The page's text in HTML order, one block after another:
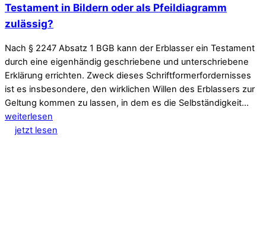
Testament in Bildern oder als Pfeildiagramm
zulässig?
Nach § 2247 Absatz 1 BGB kann der Erblasser ein Testament
durch eine eigenhändig geschriebene und unterschriebene
Erklärung errichten. Zweck dieses Schriftformerfordernisses
ist es insbesondere, den wirklichen Willen des Erblassers zur
Geltung kommen zu lassen, in dem es die Selbständigkeit…
weiterlesen
jetzt lesen